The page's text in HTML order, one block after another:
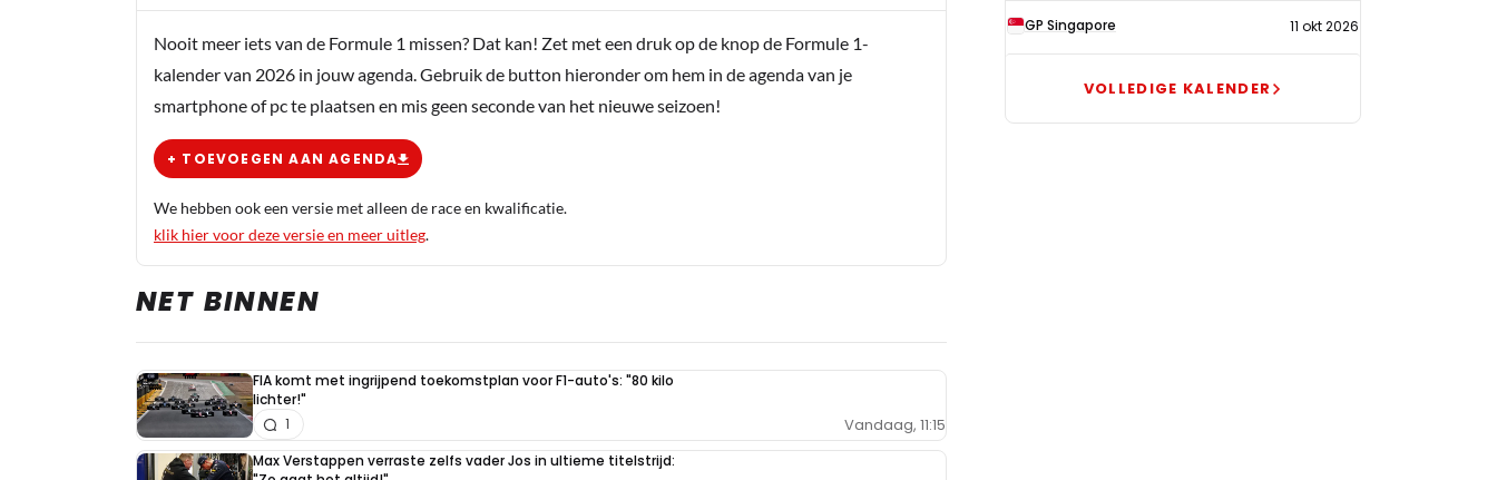
Nooit meer iets van de Formule 1 missen? Dat kan! Zet met een druk op de knop de Formule 1-
kalender van 2026 in jouw agenda. Gebruik de button hieronder om hem in de agenda van je
smartphone of pc te plaatsen en mis geen seconde van het nieuwe seizoen!
+ TOEVOEGEN AAN AGENDA
We hebben ook een versie met alleen de race en kwalificatie.
klik hier voor deze versie en meer uitleg.
NET BINNEN
FIA komt met ingrijpend toekomstplan voor F1-auto's: "80 kilo
lichter!"
Vandaag, 11:15
1
Max Verstappen verraste zelfs vader Jos in ultieme titelstrijd:
GP Singapore 11 okt 2026
VOLLEDIGE KALENDER